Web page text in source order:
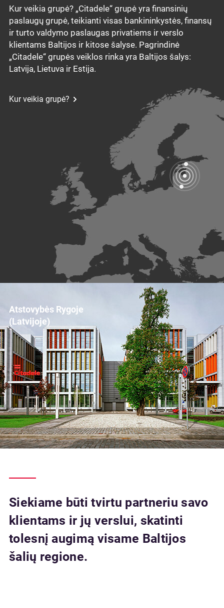
Kur veikia grupė? „Citadele“ grupė yra finansinių
paslaugų grupė, teikianti visas bankininkystės, finansų
ir turto valdymo paslaugas privatiems ir verslo
klientams Baltijos ir kitose šalyse. Pagrindinė
„Citadele“ grupės veiklos rinka yra Baltijos šalys:
Latvija, Lietuva ir Estija.
Kur veikia grupė?
Atstovybės Rygoje
(Latvijoje)
Siekiame būti tvirtu partneriu savo
klientams ir jų verslui, skatinti
tolesnį augimą visame Baltijos
šalių regione.